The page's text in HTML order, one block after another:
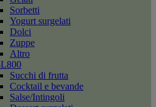
Sorbetti
Yogurt surgelati
Dolci
Zuppe
Altro
Succhi di frutta
Cocktail e bevande
Salse/Intingoli